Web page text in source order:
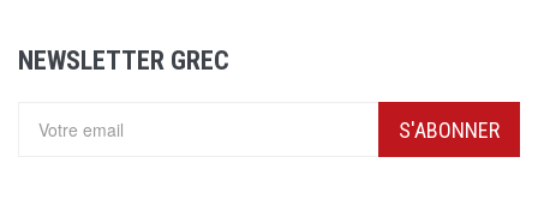
NEWSLETTER GREC
S'ABONNER